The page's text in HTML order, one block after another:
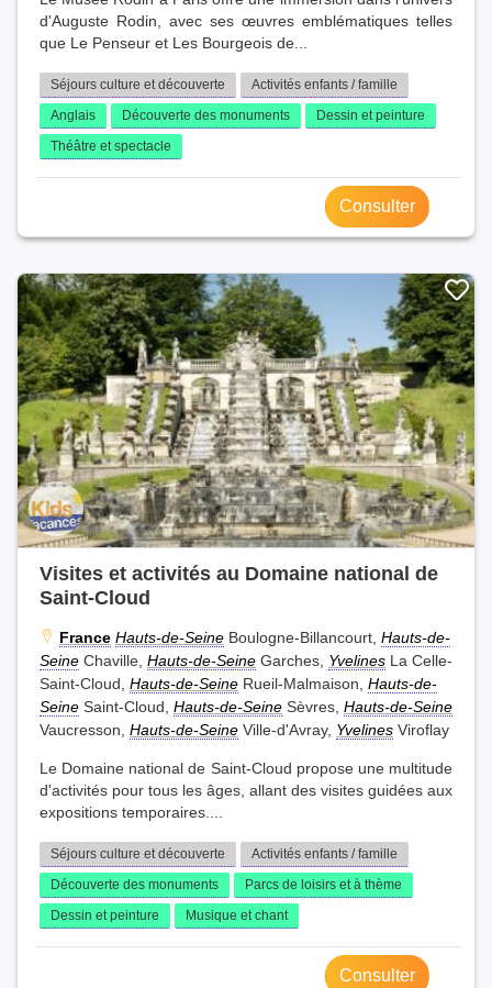
d'Auguste Rodin, avec ses œuvres emblématiques telles
que Le Penseur et Les Bourgeois de...
Séjours culture et découverte
Activités enfants / famille
Anglais
Découverte des monuments
Dessin et peinture
Théâtre et spectacle
Consulter
Visites et activités au Domaine national de
Saint-Cloud
France Hauts-de-Seine Boulogne-Billancourt, Hauts-de-
Seine Chaville, Hauts-de-Seine Garches, Yvelines La Celle-
Saint-Cloud, Hauts-de-Seine Rueil-Malmaison, Hauts-de-
Seine Saint-Cloud, Hauts-de-Seine Sèvres, Hauts-de-Seine
Vaucresson, Hauts-de-Seine Ville-d'Avray, Yvelines Viroflay
Le Domaine national de Saint-Cloud propose une multitude
d'activités pour tous les âges, allant des visites guidées aux
expositions temporaires....
Séjours culture et découverte
Activités enfants / famille
Découverte des monuments
Parcs de loisirs et à thème
Dessin et peinture
Musique et chant
Consulter